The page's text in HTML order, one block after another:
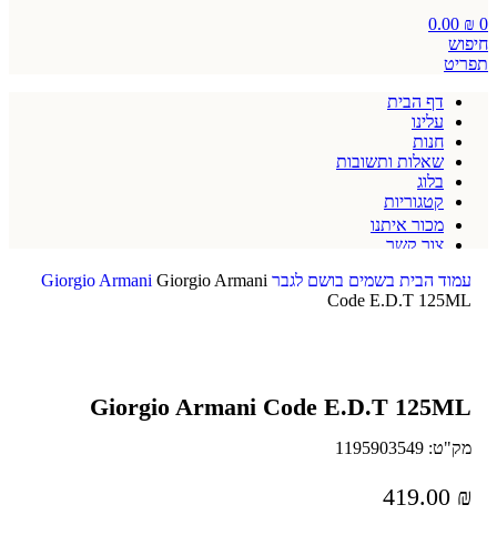
0
0.00 ₪
חיפוש
תפריט
דף הבית
עלינו
חנות
שאלות ותשובות
בלוג
קטגוריות
מכור איתנו
צור קשר
עמוד הבית בשמים בושם לגבר Giorgio Armani Giorgio Armani
Code E.D.T 125ML
Giorgio Armani Code E.D.T 125ML
מק"ט: 1195903549
419.00 ₪